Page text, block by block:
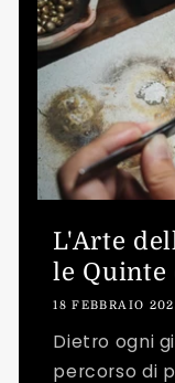
L'Arte
le Quinte
18 FEBBRAIO
Dietro ogni
percorso di